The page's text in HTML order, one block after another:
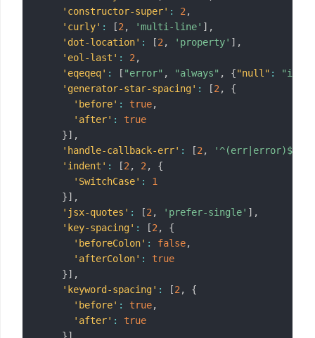
'constructor-super' : 2,
'curly' : [2, 'multi-line' ] ,
'dot-location' : [2, 'property' ] ,
'eol-last' : 2,
'eqeqeq' : [ "error" , "always" , {"null" :
'generator-star-spacing' : [2,
{
'before' : true,
'after' :
true
}] ,
'handle-callback-err' : [2, '^(err|error)$'
'indent' : [2, 2,
{
'SwitchCase' :
1
}] ,
'jsx-quotes' : [2, 'prefer-single' ] ,
'key-spacing' : [2,
{
'beforeColon' : false,
'afterColon' :
true
}] ,
'keyword-spacing' : [2,
{
'before' : true,
'after' :
true